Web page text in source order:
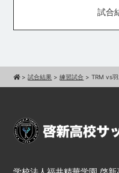
試合
>試合結果 >練習試合 >TRM vs羽